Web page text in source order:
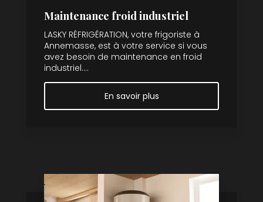
Maintenance froid industriel
LASKY RÉFRIGÉRATION, votre frigoriste à
Annemasse, est à votre service si vous
avez besoin de maintenance en froid
industriel....
En savoir plus